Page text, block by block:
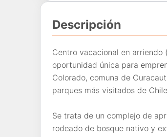
Descripción
Centro vacacional en
oportunidad única para
Colorado, comuna de
parques más visitados de
Se trata de un complejo de
rodeado de bosque nativo y